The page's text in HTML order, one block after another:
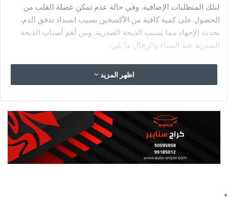
لتلك المتطلبات الإضافية. وفي حالة عدم تمكن عضلة القلب من
الحصول على كمية كافية من الأكسجين بسبب انسداد تدفق الدم،
يحدث الإجهاد مما يسبب الذبحة الصدرية. ومن أهم أسباب الذبحة
الصدرية عند النساء والرجال ما يلي:
مرض الشريان التاجي (CAD)
والشمعية في الشرايين التاجية التي تزود القلب بالدم والأكسجين.
مما يؤدي إلى تضييق هذه الشرايين أو ما يعرف بتصلب الشرايين
(Atherosclerosis). وهذا يتسبب في تقليل تدفق الدم إلي قلبك
النوبات القلبيةمثل الذبحة الصدرية.
اظهر المزيد